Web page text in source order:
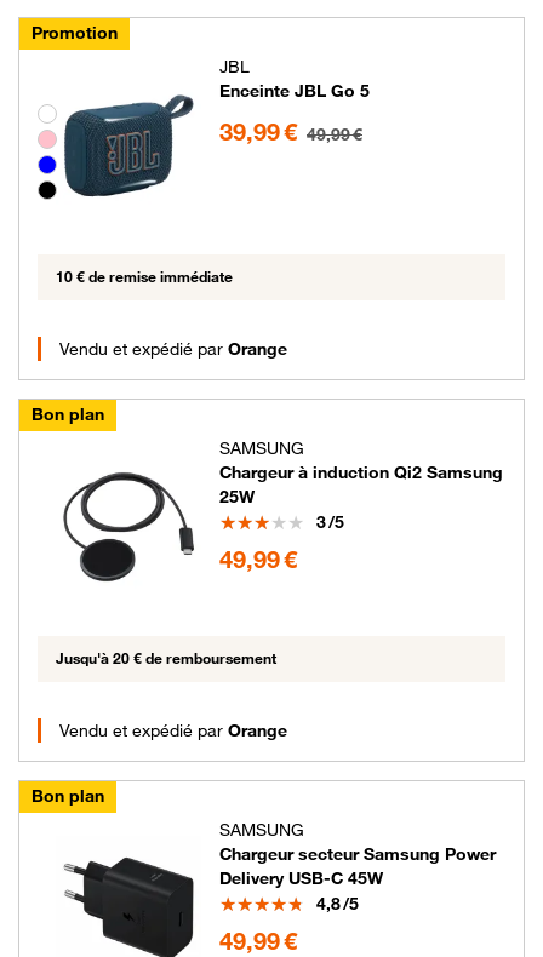
Promotion
Groupe de couleurs disponibles non sélectionnables
JBL
Enceinte JBL Go 5
39,99 € 49,99 €
10 € de remise immédiate
Vendu et expédié par Orange
Bon plan
SAMSUNG
Chargeur à induction Qi2 Samsung
25W
Note
3/5
49,99 €
Jusqu'à 20 € de remboursement
Vendu et expédié par Orange
Bon plan
SAMSUNG
Chargeur secteur Samsung Power
Delivery USB-C 45W
Note
4,8/5
49,99 €